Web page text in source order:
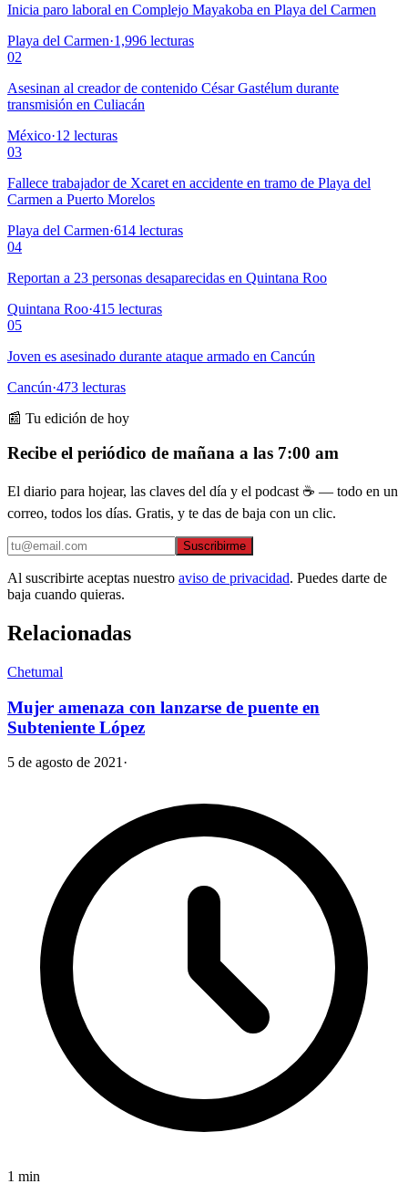
Inicia paro laboral en Complejo Mayakoba en Playa del Carmen
Playa del Carmen·1,996 lecturas
02
Asesinan al creador de contenido César Gastélum durante
transmisión en Culiacán
México·12 lecturas
03
Fallece trabajador de Xcaret en accidente en tramo de Playa del
Carmen a Puerto Morelos
Playa del Carmen·614 lecturas
04
Reportan a 23 personas desaparecidas en Quintana Roo
Quintana Roo·415 lecturas
05
Joven es asesinado durante ataque armado en Cancún
Cancún·473 lecturas
📰 Tu edición de hoy
Recibe el periódico de mañana a las 7:00 am
El diario para hojear, las claves del día y el podcast ☕ — todo en un
correo, todos los días. Gratis, y te das de baja con un clic.
Suscribirme
Al suscribirte aceptas nuestro aviso de privacidad. Puedes darte de
baja cuando quieras.
Relacionadas
Chetumal
Mujer amenaza con lanzarse de puente en
Subteniente López
5 de agosto de 2021 ·
1 min